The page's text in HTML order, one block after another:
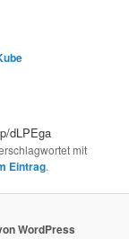
dLPEga
mit
Eintrag.
WordPress